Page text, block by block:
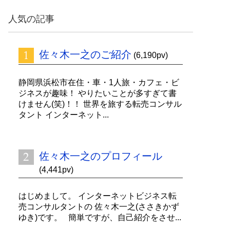
ナ
ン
ー
人気の記事
佐々木一之のご紹介 (6,190pv)
静岡県浜松市在住・車・1人旅・カフェ・ビ
ジネスが趣味！ やりたいことが多すぎて書
けません(笑)！！ 世界を旅する転売コンサル
タント インターネット...
佐々木一之のプロフィール
(4,441pv)
はじめまして。 インターネットビジネス転
売コンサルタントの 佐々木一之(ささきかず
ゆき)です。 簡単ですが、自己紹介をさせ...